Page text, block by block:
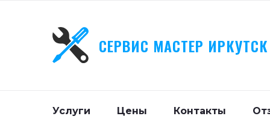
СЕРВИС МАСТЕР ИРКУТСК
Услуги Цены Контакты